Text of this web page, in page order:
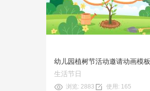
使用
幼儿园植树节活动邀请动画模板
生活节日
浏览: 2883 使用: 165